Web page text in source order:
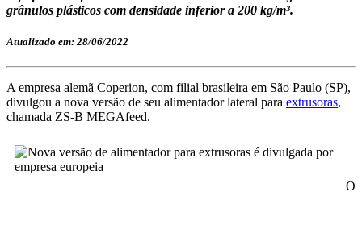
grânulos plásticos com densidade inferior a 200 kg/m³.
Atualizado em: 28/06/2022
A empresa alemã Coperion, com filial brasileira em São Paulo (SP),
divulgou a nova versão de seu alimentador lateral para extrusoras,
chamada ZS-B MEGAfeed.
O